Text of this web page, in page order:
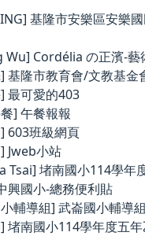
基隆市安樂區安樂
Wu] Cordélia の正濱-藝
基隆市教育會/文教基金
最可愛的403
] 午餐報報
603班級網頁
Jweb小站
Tsai] 堵南國小114學年
興國小-總務便利貼
輔導組] 武崙國小輔導組
堵南國小114學年度五